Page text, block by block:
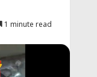
1 minute read